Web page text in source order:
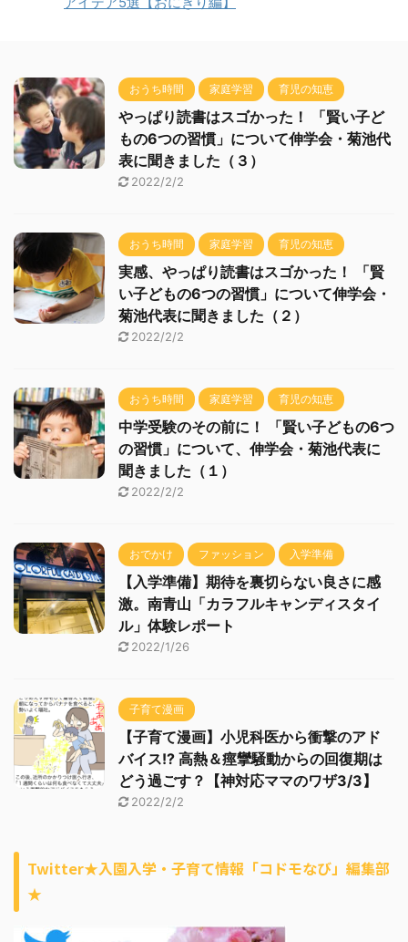
おうち時間 家庭学習 育児の知恵
やっぱり読書はスゴかった！ 「賢い子ど
もの6つの習慣」について伸学会・菊池代
表に聞きました（３）
2022/2/2
おうち時間 家庭学習 育児の知恵
実感、やっぱり読書はスゴかった！ 「賢
い子どもの6つの習慣」について伸学会・
菊池代表に聞きました（２）
2022/2/2
おうち時間 家庭学習 育児の知恵
中学受験のその前に！ 「賢い子どもの6つ
の習慣」について、伸学会・菊池代表に
聞きました（１）
2022/2/2
おでかけ ファッション 入学準備
【入学準備】期待を裏切らない良さに感
激。南青山「カラフルキャンディスタイ
ル」体験レポート
2022/1/26
子育て漫画
【子育て漫画】小児科医から衝撃のアド
バイス!? 高熱＆痙攣騒動からの回復期は
どう過ごす？【神対応ママのワザ3/3】
2022/2/2
Twitter★入園入学・子育て情報「コドモなび」編集部
★